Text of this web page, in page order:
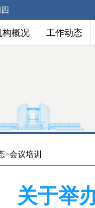
构概况 工作动态
>会议培训
关于举